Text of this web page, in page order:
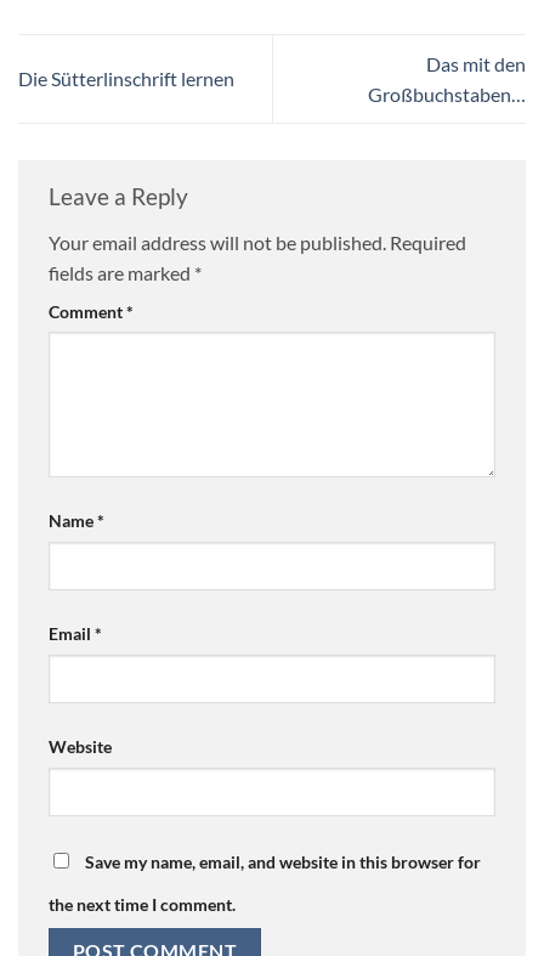
Die Sütterlinschrift lernen
Das mit den
Großbuchstaben…
Leave a Reply
Your email address will not be published. Required
fields are marked *
Comment*
Name*
Email *
Website
Save my name, email, and website in this browser for
the next time I comment.